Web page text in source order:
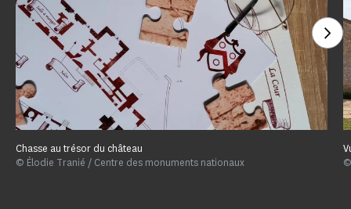
Chasse au trésor du château
© Élodie Tranié / Centre des monuments nationaux